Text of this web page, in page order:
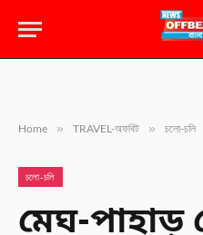
Home » TRAVEL-অফবিট » চলো-চলি
চলো-চলি
মেঘ-পাহাড়